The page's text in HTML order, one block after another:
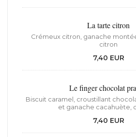
La tarte citron
Crémeux citron, ganache
citron
7,40 EUR
Le finger chocolat
Biscuit caramel, croustillant
et ganache cacahuète,
7,40 EUR